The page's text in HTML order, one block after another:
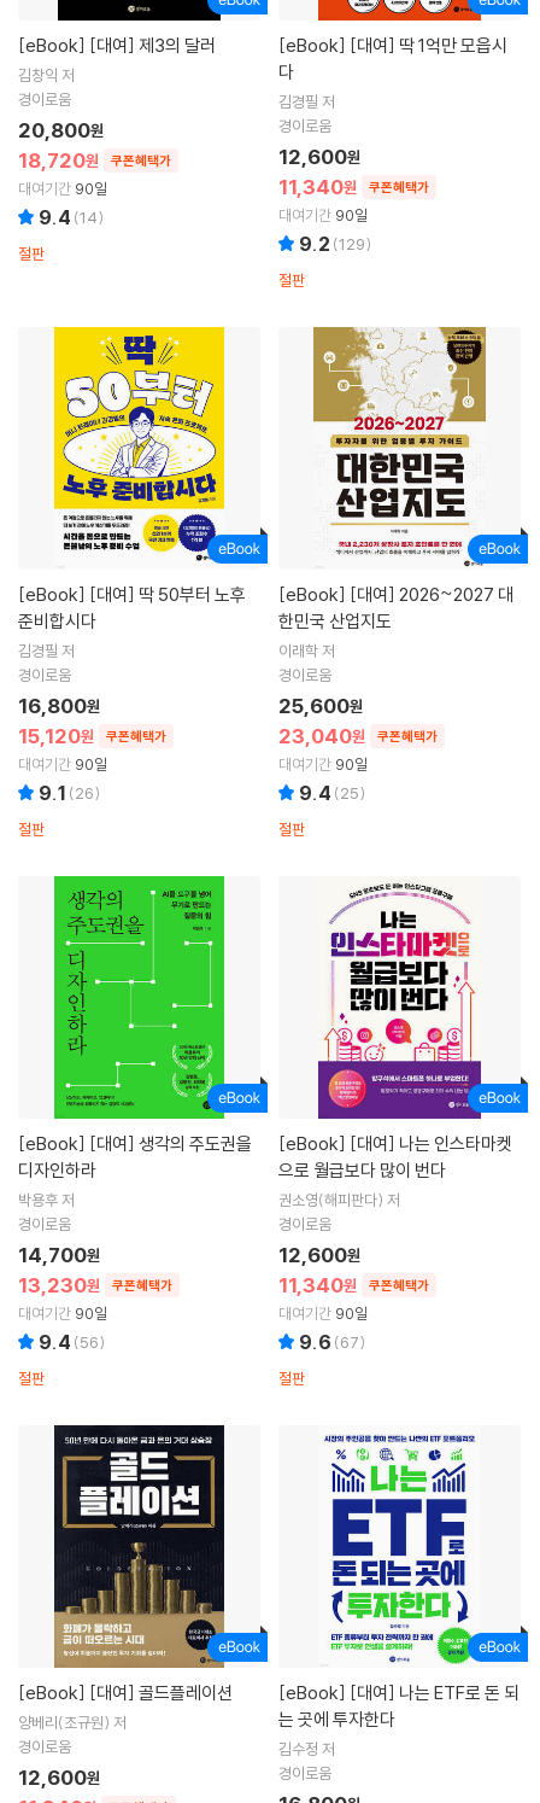
[eBook] [대여] 제3의 달러
김창익 저
경이로움
18,720원 쿠폰혜택가
20,800원
대여기간 90일
9.4 (14)
절판
[eBook]
다
김경필 저
경이로움
11,340원 쿠폰혜택가
12,600원
대여기간 90일
9.2 (129)
절판
[eBook]
준비합시다
김경필 저
경이로움
15,120원 쿠폰혜택가
16,800원
대여기간 90일
9.1 (26)
절판
[eBook]
한민국 산업지도
이래학 저
경이로움
23,040원 쿠폰혜택가
25,600원
대여기간 90일
9.4 (25)
절판
[eBook]
디자인하라
박용후 저
경이로움
13,230원 쿠폰혜택가
14,700원
대여기간 90일
9.4 (56)
절판
[eBook]
으로 월급보다 많이 번다
권소영(해피판다) 저
경이로움
11,340원 쿠폰혜택가
12,600원
대여기간 90일
9.6 (67)
절판
[eBook] [대여] 골드플레이션
양베리(조규원) 저
경이로움
12,600원
[eBook]
는 곳에 투자한다
김수정 저
경이로움